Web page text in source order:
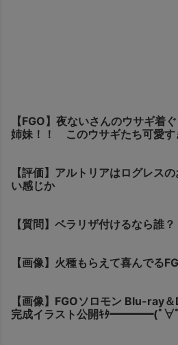
【FGO】夜ないさんのウサギ着
姉妹！！ このウサギたち可愛
【評価】アルトリアはログレス
い感じか
【質問】ベラリザ付けるなら誰？
【画像】火種もらえて喜んでる
【画像】FGOソロモン Blu-ray
完成イラスト公開ｷﾀ━━━━(